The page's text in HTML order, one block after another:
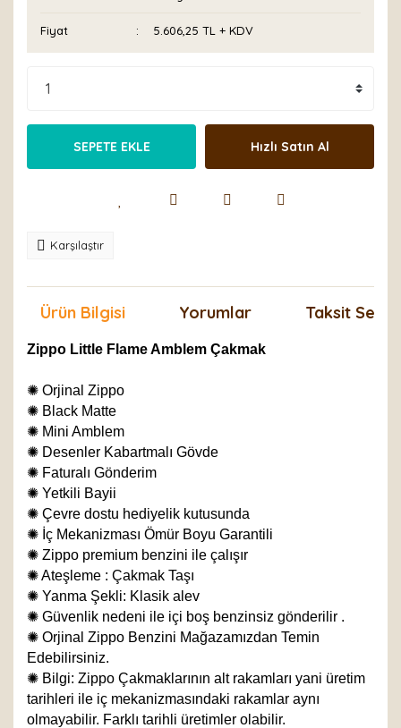
Fiyat 5.606,25 TL + KDV
SEPETE EKLE Hızlı Satın Al
Karşılaştır
Ürün Bilgisi Yorumlar Taksit
Zippo Little Flame Amblem Çakmak
✺ Orjinal Zippo
✺ Black Matte
✺ Mini Amblem
✺ Desenler Kabartmalı Gövde
✺ Faturalı Gönderim
✺ Yetkili Bayii
✺ Çevre dostu hediyelik kutusunda
✺ İç Mekanizması Ömür Boyu Garantili
✺ Zippo premium benzini ile çalışır
✺Ateşleme : Çakmak Taşı
✺ Yanma Şekli: Klasik alev
✺ Güvenlik nedeni ile içi boş benzinsiz gönderilir .
✺ Orjinal Zippo Benzini Mağazamızdan Temin
Edebilirsiniz.
✺ Bilgi: Zippo Çakmaklarının alt rakamları yani üretim
tarihleri ile iç mekanizmasındaki rakamlar aynı
olmayabilir. Farklı tarihli üretimler olabilir.